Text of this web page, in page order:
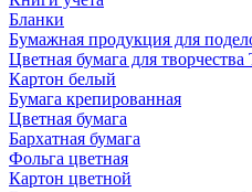
Бланки
Бумажная продукция для
Цветная бумага для
Картон белый
Бумага крепированная
Цветная бумага
Бархатная бумага
Фольга цветная
Картон цветной